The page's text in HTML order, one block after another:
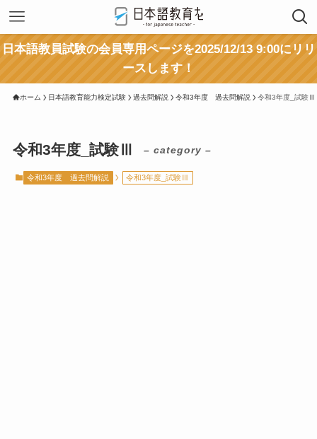
日本語教員試験の会員専用ページを2025/12/13 9:00にリリ
ースします！
ホーム 日本語教育能力検定試験 過去問解説 令和3年度 過去問解説 令和3年度_試験Ⅲ
令和3年度_試験Ⅲ – category –
令和3年度 過去問解説 令和3年度_試験Ⅲ